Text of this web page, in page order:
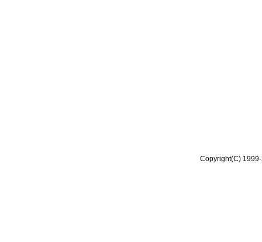
Copyright(C)